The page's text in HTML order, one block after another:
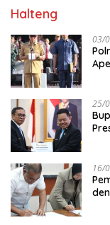
Halteng
03/
25/
16/